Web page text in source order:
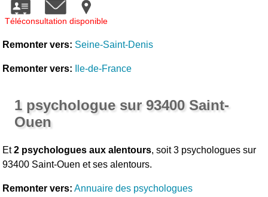
Téléconsultation disponible
Remonter vers: Seine-Saint-Denis
Remonter vers: Ile-de-France
1 psychologue sur 93400 Saint-
Ouen
Et2 psychologues aux alentours, soit 3 psychologues sur
93400 Saint-Ouen et ses alentours.
Remonter vers: Annuaire des psychologues